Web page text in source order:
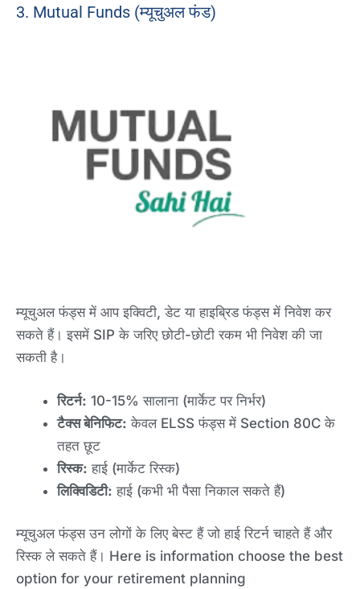
3. Mutual Funds (म्यूचुअल फंड)
म्यूचुअल फंड्स में आप इक्विटी, डेट या हाइब्रिड फंड्स में निवेश कर
सकते हैं। इसमें SIP के जरिए छोटी-छोटी रकम भी निवेश की जा
सकती है।
रिटर्न: 10-15% सालाना (मार्केट पर निर्भर)
टैक्स बेनिफिट: केवल ELSS फंड्स में Section 80C के
तहत छूट
रिस्क: हाई (मार्केट रिस्क)
लिक्विडिटी: हाई (कभी भी पैसा निकाल सकते हैं)
म्यूचुअल फंड्स उन लोगों के लिए बेस्ट हैं जो हाई रिटर्न चाहते हैं और
रिस्क ले सकते हैं। Here is information choose the best
option for your retirement planning